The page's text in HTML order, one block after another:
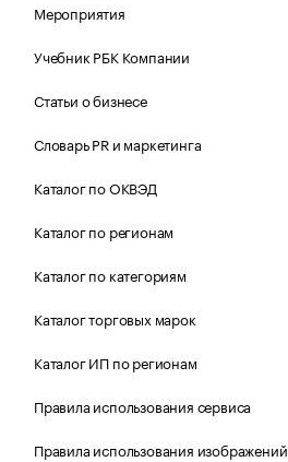
Мероприятия
Учебник РБК Компании
Статьи о бизнесе
Словарь PR и маркетинга
Каталог по ОКВЭД
Каталог по регионам
Каталог по категориям
Каталог торговых марок
Каталог ИП по регионам
Правила использования сервиса
Правила использования изображений